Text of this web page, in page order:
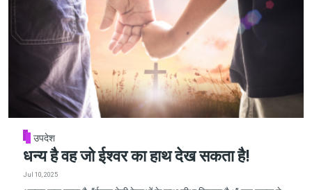
उपदेश
धन्य है वह जो ईश्वर का हाथ देख सकता है!
Jul 10, 2025